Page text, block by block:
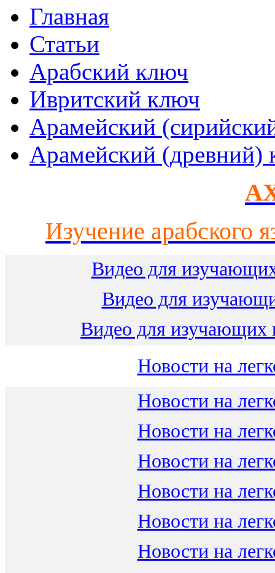
Главная
Статьи
Арабский ключ
Ивритский ключ
Арамейский
Арамейский (древний)
Изучение арабского
Видео для
Видео для
Видео для изучающих
Новости на
Новости на
Новости на
Новости на
Новости на
Новости на
Новости на